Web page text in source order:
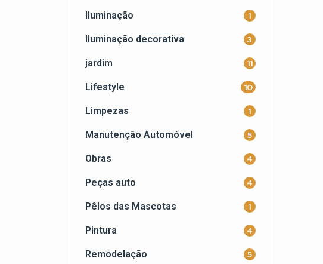
Iluminação 1
Iluminação decorativa 3
jardim 11
Lifestyle 10
Limpezas 1
Manutenção Automóvel 5
Obras 4
Peças auto 4
Pêlos das Mascotas 1
Pintura 4
Remodelação 5